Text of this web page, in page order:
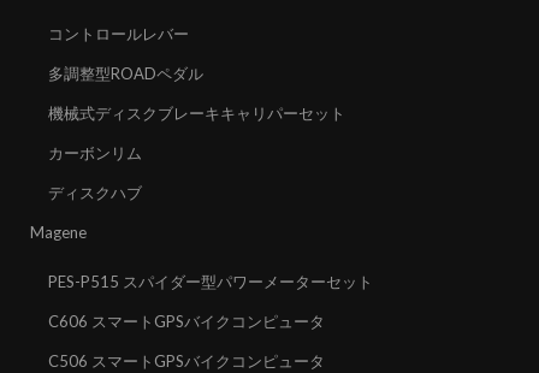
コントロールレバー
多調整型ROADペダル
機械式ディスクブレーキキャリパーセット
カーボンリム
ディスクハブ
Magene
PES-P515 スパイダー型パワーメーターセット
C606 スマートGPSバイクコンピュータ
C506 スマートGPSバイクコンピュータ